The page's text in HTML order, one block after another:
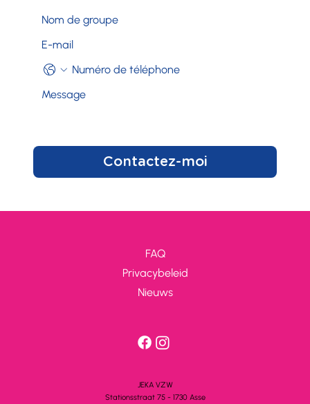
Contactez-moi
JEKA VZW
Stationsstraat 75 - 1730 Asse
FAQ
Privacybeleid
Nieuws